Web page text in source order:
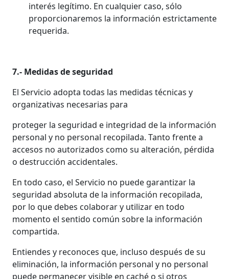
interés legítimo. En cualquier caso, sólo
proporcionaremos la información estrictamente
requerida.
7.- Medidas de seguridad
El Servicio adopta todas las medidas técnicas y
organizativas necesarias para
proteger la seguridad e integridad de la información
personal y no personal recopilada. Tanto frente a
accesos no autorizados como su alteración, pérdida
o destrucción accidentales.
En todo caso, el Servicio no puede garantizar la
seguridad absoluta de la información recopilada,
por lo que debes colaborar y utilizar en todo
momento el sentido común sobre la información
compartida.
Entiendes y reconoces que, incluso después de su
eliminación, la información personal y no personal
puede permanecer visible en caché o si otros